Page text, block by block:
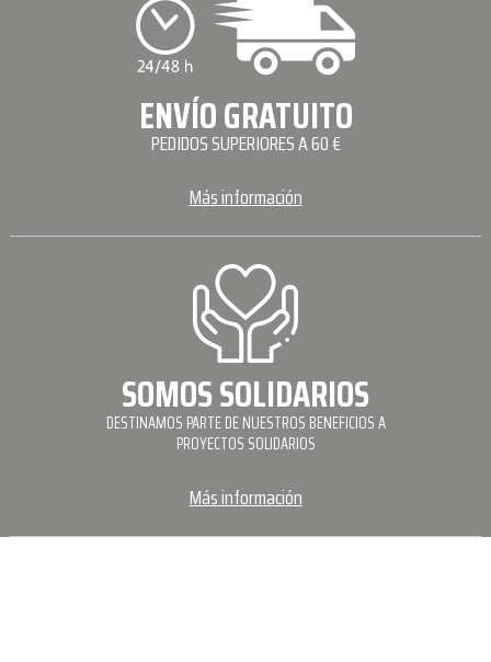
ENVÍO GRATUITO
PEDIDOS SUPERIORES A 60 €
Más información
SOMOS SOLIDARIOS
DESTINAMOS PARTE DE NUESTROS BENEFICIOS A
PROYECTOS SOLIDARIOS
Más información